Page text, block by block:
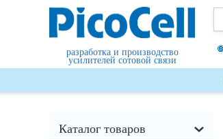
разработка и производство
усилителей сотовой связи
Каталог товаров